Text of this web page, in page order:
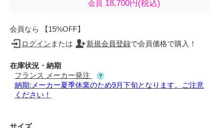
会員 18,700円(税込)
会員なら 【15%OFF】
ログイン または 新規会員登録で会員価格で購入！
在庫状況・納期
フランス メーカー発注
納期:メーカー夏季休業のため9月下旬となります。ご注意
ください！
サイズ